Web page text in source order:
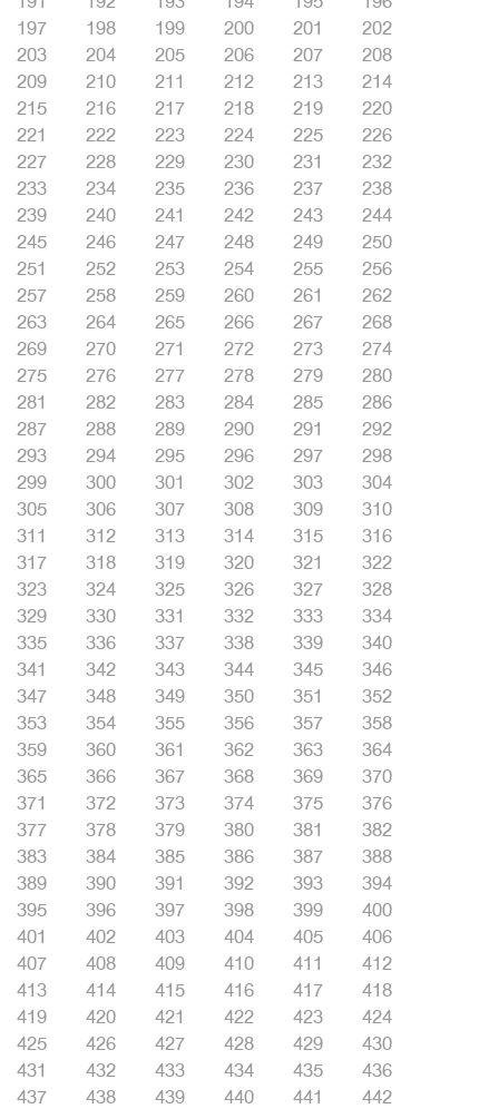
197
198 199 200 201
202
203
204 205 206 207
208
209
210 211 212 213
214
215
216 217 218 219
220
221
222 223 224 225
226
227
228 229 230 231
232
233
234 235 236 237
238
239
240 241 242 243
244
245
246 247 248 249
250
251
252 253 254 255
256
257
258 259 260 261
262
263
264 265 266 267
268
269
270 271 272 273
274
275
276 277 278 279
280
281
282 283 284 285
286
287
288 289 290 291
292
293
294 295 296 297
298
299
300 301 302 303
304
305
306 307 308 309
310
311
312 313 314 315
316
317
318 319 320 321
322
323
324 325 326 327
328
329
330 331 332 333
334
335
336 337 338 339
340
341
342 343 344 345
346
347
348 349 350 351
352
353
354 355 356 357
358
359
360 361 362 363
364
365
366 367 368 369
370
371
372 373 374 375
376
377
378 379 380 381
382
383
384 385 386 387
388
389
390 391 392 393
394
395
396 397 398 399
400
401
402 403 404 405
406
407
408 409 410 411
412
413
414 415 416 417
418
419
420 421 422 423
424
425
426 427 428 429
430
431
432 433 434 435
436
437
438 439 440 441
442